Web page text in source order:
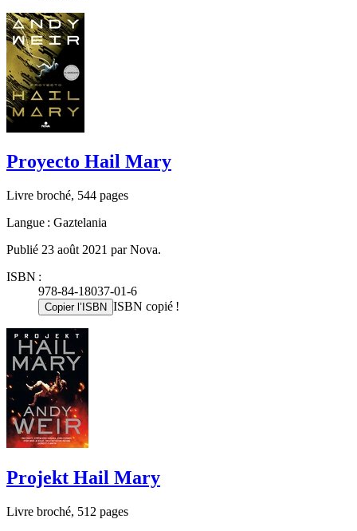
Proyecto Hail Mary
Livre broché, 544 pages
Langue : Gaztelania
Publié 23 août 2021 par Nova.
ISBN :
978-84-18037-01-6
Copier l’ISBN ISBN copié !
Projekt Hail Mary
Livre broché, 512 pages